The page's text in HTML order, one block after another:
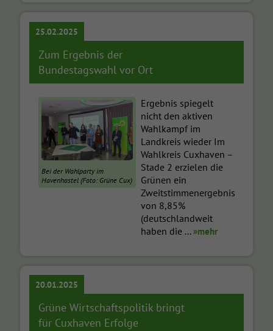
25.02.2025
Zum Ergebnis der
Bundestagswahl vor Ort
Bei der Wahlparty im
Havenhostel (Foto: Grüne Cux)
Ergebnis spiegelt
nicht den aktiven
Wahlkampf im
Landkreis wieder Im
Wahlkreis Cuxhaven –
Stade 2 erzielen die
Grünen ein
Zweitstimmenergebnis
von 8,85%
(deutschlandweit
haben die ... »mehr
20.01.2025
Grüne Wirtschaftspolitik bringt
für Cuxhaven Erfolge